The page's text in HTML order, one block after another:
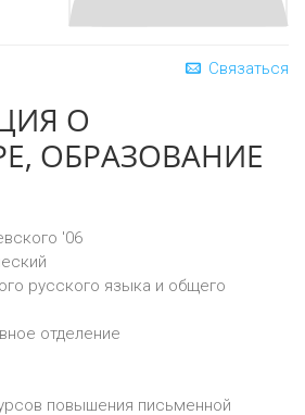
Связаться
О
ОБРАЗОВАНИЕ
'06
русского языка и общего
отделение
повышения письменной